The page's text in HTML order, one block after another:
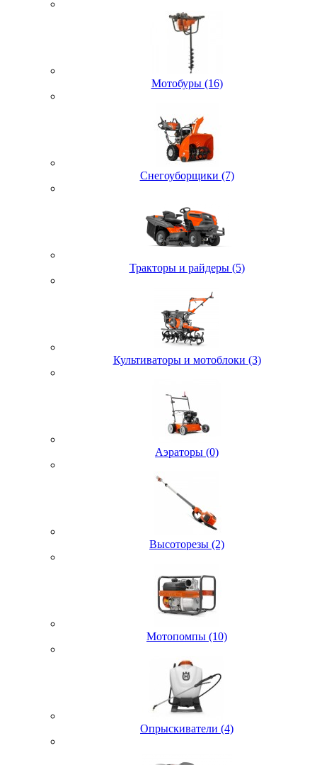
Мотобуры (16)
Снегоуборщики (7)
Тракторы и райдеры (5)
Культиваторы и мотоблоки (3)
Аэраторы (0)
Высоторезы (2)
Мотопомпы (10)
Опрыскиватели (4)